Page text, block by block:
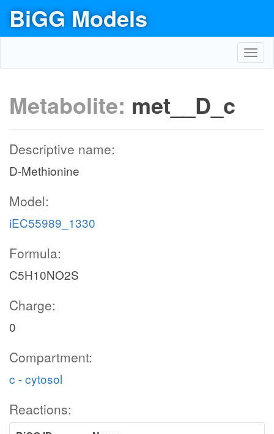
BiGG Models
Metabolite: met__D_c
Descriptive name:
D-Methionine
Model:
iEC55989_1330
Formula:
C5H10NO2S
Charge:
0
Compartment:
c - cytosol
Reactions: